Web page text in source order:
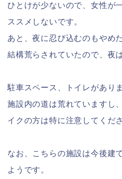
ひとけが少ないので、女性が
ススメしないです。
あと、夜に忍び込むのもやめ
結構荒らされていたので、夜
駐車スペース、トイレがありま
施設内の道は荒れていますし
イクの方は特に注意してくだ
なお、こちらの施設は今後建
ようです。